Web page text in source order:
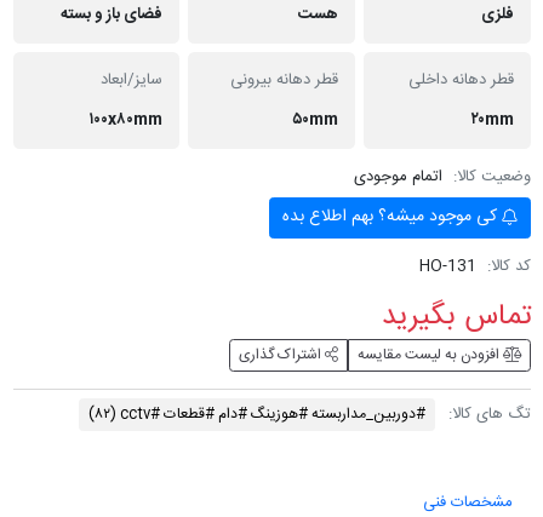
فلزی
هست
فضای باز و بسته
قطر دهانه داخلی
۲۰mm
قطر دهانه بیرونی
۵۰mm
سایز/ابعاد
۱۰۰x۸۰mm
وضعیت کالا: اتمام موجودی
کی موجود میشه؟ بهم اطلاع بده
کد کالا: HO-131
تماس بگیرید
افزودن به لیست مقایسه اشتراک گذاری
تگ های کالا: #دوربین_مداربسته #هوزینگ #دام #قطعات #cctv (۸۲)
مشخصات فنی